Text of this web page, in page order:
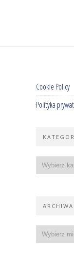
Cookie Policy
Polityka
ARCHIWA